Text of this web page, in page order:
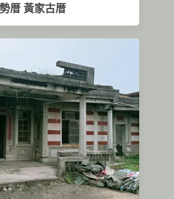
厝 黃家古厝